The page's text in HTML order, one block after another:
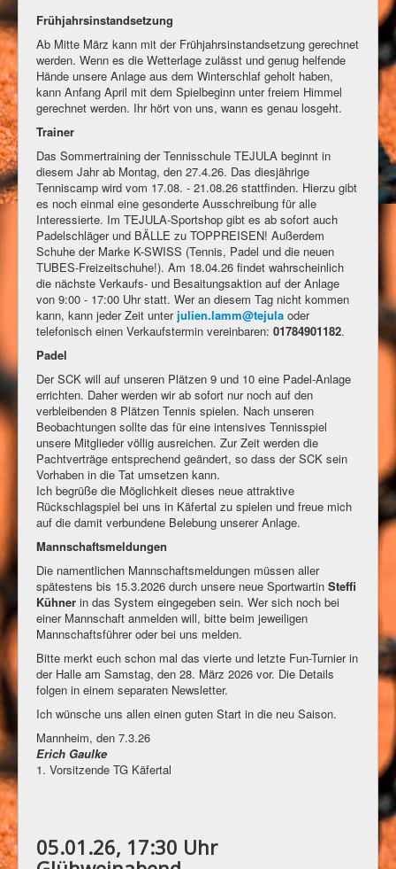
Frühjahrsinstandsetzung
Ab Mitte März kann mit der Frühjahrsinstandsetzung gerechnet
werden. Wenn es die Wetterlage zulässt und genug helfende
Hände unsere Anlage aus dem Winterschlaf geholt haben,
kann Anfang April mit dem Spielbeginn unter freiem Himmel
gerechnet werden. Ihr hört von uns, wann es genau losgeht.
Trainer
Das Sommertraining der Tennisschule TEJULA beginnt in
diesem Jahr ab Montag, den 27.4.26. Das diesjährige
Tenniscamp wird vom 17.08. - 21.08.26 stattfinden. Hierzu gibt
es noch einmal eine gesonderte Ausschreibung für alle
Interessierte. Im TEJULA-Sportshop gibt es ab sofort auch
Padelschläger und BÄLLE zu TOPPREISEN! Außerdem
Schuhe der Marke K-SWISS (Tennis, Padel und die neuen
TUBES-Freizeitschuhe!). Am 18.04.26 findet wahrscheinlich
die nächste Verkaufs- und Besaitungsaktion auf der Anlage
von 9:00 - 17:00 Uhr statt. Wer an diesem Tag nicht kommen
kann, kann jeder Zeit unter julien.lamm@tejula oder
telefonisch einen Verkaufstermin vereinbaren: 01784901182.
Padel
Der SCK will auf unseren Plätzen 9 und 10 eine Padel-Anlage
errichten. Daher werden wir ab sofort nur noch auf den
verbleibenden 8 Plätzen Tennis spielen. Nach unseren
Beobachtungen sollte das für eine intensives Tennisspiel
unsere Mitglieder völlig ausreichen. Zur Zeit werden die
Pachtverträge entsprechend geändert, so dass der SCK sein
Vorhaben in die Tat umsetzen kann.
Ich begrüße die Möglichkeit dieses neue attraktive
Rückschlagspiel bei uns in Käfertal zu spielen und freue mich
auf die damit verbundene Belebung unserer Anlage.
Mannschaftsmeldungen
Die namentlichen Mannschaftsmeldungen müssen aller
spätestens bis 15.3.2026 durch unsere neue Sportwartin Steffi
Kühner in das System eingegeben sein. Wer sich noch bei
einer Mannschaft anmelden will, bitte beim jeweiligen
Mannschaftsführer oder bei uns melden.
Bitte merkt euch schon mal das vierte und letzte Fun-Turnier in
der Halle am Samstag, den 28. März 2026 vor. Die Details
folgen in einem separaten Newsletter.
Ich wünsche uns allen einen guten Start in die neu Saison.
Mannheim, den 7.3.26
Erich Gaulke
1. Vorsitzende TG Käfertal
05.01.26, 17:30 Uhr